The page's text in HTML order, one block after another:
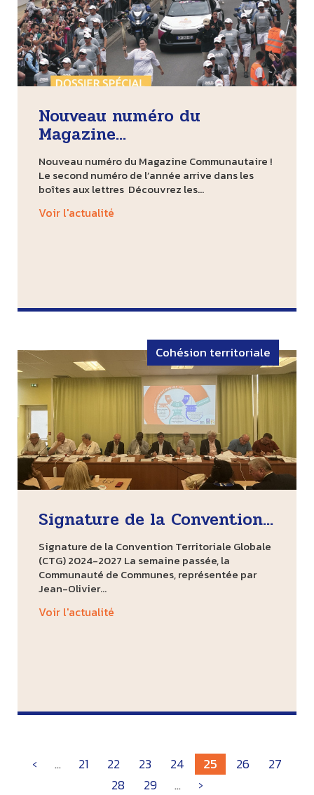
Nouveau numéro du
Magazine...
Nouveau numéro du Magazine Communautaire !
Le second numéro de l’année arrive dans les
boîtes aux lettres Découvrez les...
Voir l'actualité
Cohésion territoriale
Signature de la Convention...
Signature de la Convention Territoriale Globale
(CTG) 2024-2027 La semaine passée, la
Communauté de Communes, représentée par
Jean-Olivier...
Voir l'actualité
‹ … 21 22 23 24 25 26
27
28
29 … ›